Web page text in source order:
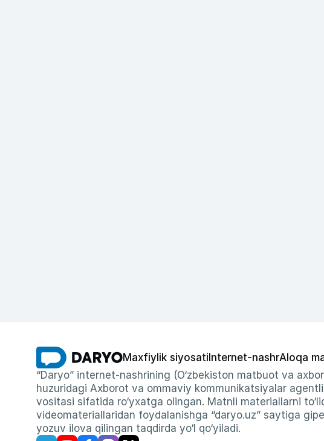
Maxfiylik siyosati Internet-nashrAloqa
“Daryo” internet-nashrining (O‘zbekiston matbuot va
huzuridagi Axborot va ommaviy kommunikatsiyalar
vositasi sifatida ro‘yxatga olingan. Matnli materiallarni
videomateriallaridan foydalanishga “daryo.uz” saytiga
yozuv ilova qilingan taqdirda yo‘l qo‘yiladi.